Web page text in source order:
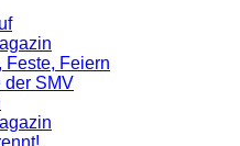
Feste, Feiern
der SMV